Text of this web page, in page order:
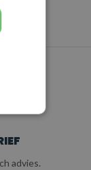
advies.